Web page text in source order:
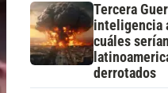
Tercera
inteligencia
cuáles
derrotados